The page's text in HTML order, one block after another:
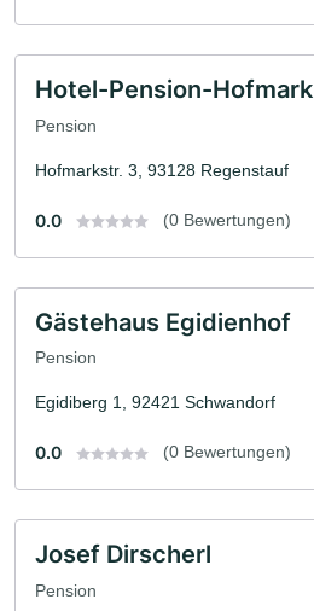
Hotel-Pension-Hofmark
Pension
Hofmarkstr. 3, 93128 Regenstauf
0.0 (0 Bewertungen)
Gästehaus Egidienhof
Pension
Egidiberg 1, 92421 Schwandorf
0.0 (0 Bewertungen)
Josef Dirscherl
Pension